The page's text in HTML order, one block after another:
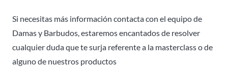
Si necesitas más información contacta con el equipo de
Damas y Barbudos, estaremos encantados de resolver
cualquier duda que te surja referente a la masterclass o de
alguno de nuestros productos